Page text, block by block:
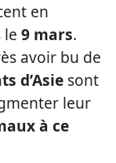
en
le 9 mars.
avoir bu de
d’Asie sont
leur
à ce